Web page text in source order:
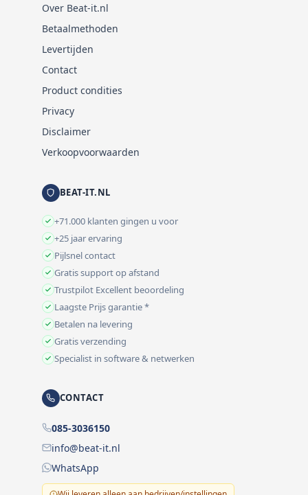
Over Beat-it.nl
Betaalmethoden
Levertijden
Contact
Product condities
Privacy
Disclaimer
Verkoopvoorwaarden
BEAT-IT.NL
+71.000 klanten gingen u voor
+25 jaar ervaring
Pijlsnel contact
Gratis support op afstand
Trustpilot Excellent beoordeling
Laagste Prijs garantie *
Betalen na levering
Gratis verzending
Specialist in software & netwerken
CONTACT
085-3036150
info@beat-it.nl
WhatsApp